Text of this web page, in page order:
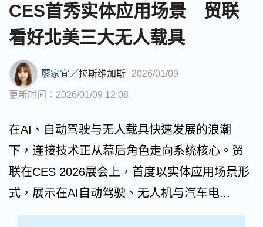
CES首秀实体应用场景 贸联
看好北美三大无人载具
廖家宜 ／拉斯维加斯 2026/01/09
更新时间：2026/01/09 12:08
在AI、自动驾驶与无人载具快速发展的浪潮
下，连接技术正从幕后角色走向系统核心。贸
联在CES 2026展会上，首度以实体应用场景形
式，展示在AI自动驾驶、无人机与汽车电...